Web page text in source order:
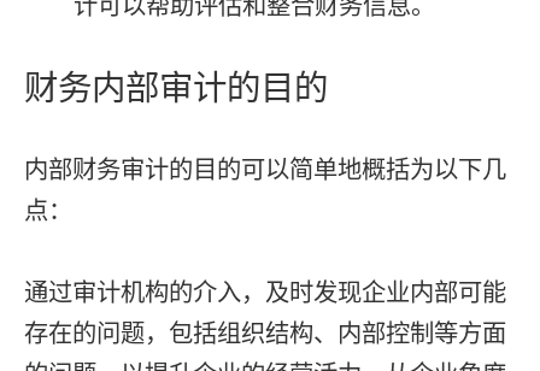
财务内部审计的目的
内部财务审计的目的可以简单地概括为以下几
点：
通过审计机构的介入，及时发现企业内部可能
存在的问题，包括组织结构、内部控制等方面